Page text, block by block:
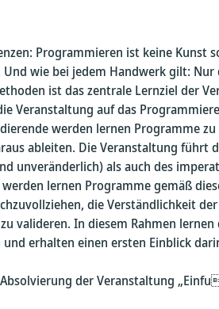
Programmieren ist keine
wie bei jedem Handwerk gilt:
ist das zentrale Lernziel der
Veranstaltung auf das
werden lernen Programme
ableiten. Die Veranstaltung führt
unveränderlich) als auch des
lernen Programme gemäß
die Verständlichkeit
valideren. In diesem Rahmen
erhalten einen ersten Einblick
der Veranstaltung